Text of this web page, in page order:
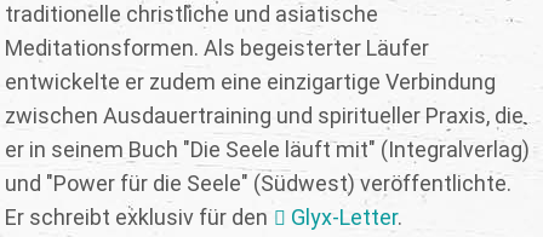
traditionelle christliche und asiatische
Meditationsformen. Als begeisterter Läufer
entwickelte er zudem eine einzigartige Verbindung
zwischen Ausdauertraining und spiritueller Praxis, die
er in seinem Buch "Die Seele läuft mit" (Integralverlag)
und "Power für die Seele" (Südwest) veröffentlichte.
Er schreibt exklusiv für den
Glyx-Letter.